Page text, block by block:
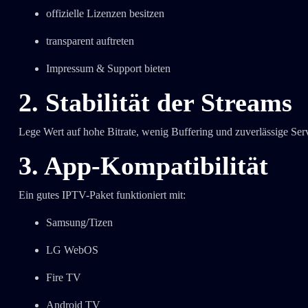
offizielle Lizenzen besitzen
transparent auftreten
Impressum & Support bieten
2. Stabilität der Streams
Lege Wert auf hohe Bitrate, wenig Buffering und zuverlässige
3. App-Kompatibilität
Ein gutes IPTV-Paket funktioniert mit:
Samsung/Tizen
LG WebOS
Fire TV
Android TV